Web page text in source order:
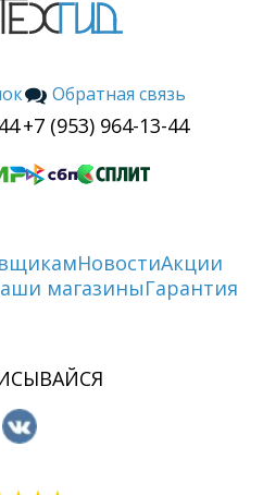
Обратная связь
+7 (953) 964-13-44
НовостиАкции
магазиныГарантия